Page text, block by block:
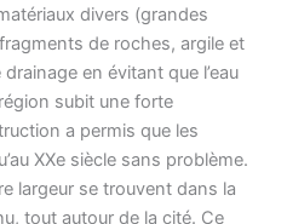
divers (grandes
de roches, argile et
en évitant que l’eau
subit une forte
a permis que les
XXe siècle sans problème.
largeur se trouvent dans la
tout autour de la cité. Ce